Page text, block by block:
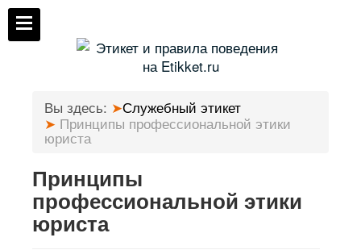
Вы здесь:
Служебный этикет
Принципы профессиональной этики
юриста
Принципы
профессиональной этики
юриста